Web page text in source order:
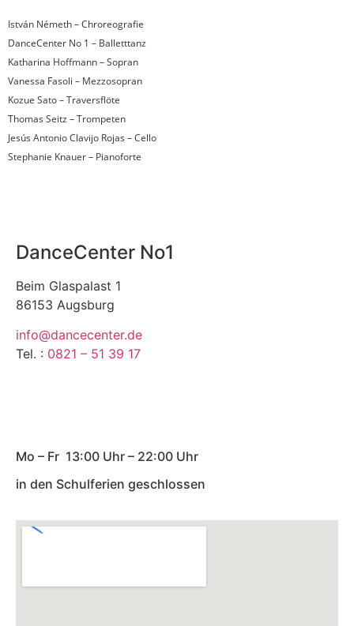
István Németh – Chroreografie
DanceCenter No 1 – Balletttanz
Katharina Hoffmann – Sopran
Vanessa Fasoli – Mezzosopran
Kozue Sato – Traversflöte
Thomas Seitz – Trompeten
Jesús Antonio Clavijo Rojas – Cello
Stephanie Knauer – Pianoforte
DanceCenter No1
Beim Glaspalast 1
86153 Augsburg
info@dancecenter.de
Tel. : 0821 – 51 39 17
Мo – Fr 13:00 Uhr – 22:00 Uhr
in den Schulferien geschlossen